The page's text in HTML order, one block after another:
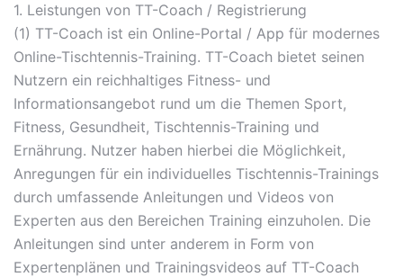
1. Leistungen von TT-Coach / Registrierung
(1) TT-Coach ist ein Online-Portal / App für modernes
Online-Tischtennis-Training. TT-Coach bietet seinen
Nutzern ein reichhaltiges Fitness- und
Informationsangebot rund um die Themen Sport,
Fitness, Gesundheit, Tischtennis-Training und
Ernährung. Nutzer haben hierbei die Möglichkeit,
Anregungen für ein individuelles Tischtennis-Trainings
durch umfassende Anleitungen und Videos von
Experten aus den Bereichen Training einzuholen. Die
Anleitungen sind unter anderem in Form von
Expertenplänen und Trainingsvideos auf TT-Coach